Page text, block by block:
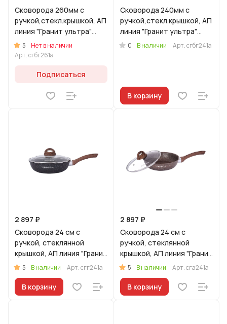
Сковорода 260мм с
ручкой,стекл.крышкой, АП
линия "Гранит ультра"
(черное золото)
5
Нет в наличии
Арт.сгбг261а
Подписаться
Сковорода 240мм с
ручкой,стекл.крышкой, АП
линия "Гранит ультра"
(черное золото)
0 В наличии Арт.сгбг241а
В корзину
2 897 ₽
Сковорода 24 см с
ручкой, стеклянной
крышкой, АП линия "Гранит
Ультра" (Синий)
5 В наличии Арт.сгг241а
В корзину
2 897 ₽
Сковорода 24 см с
ручкой, стеклянной
крышкой, АП линия "Гранит
Ультра" (Красный)
5 В наличии Арт.сга241а
В корзину